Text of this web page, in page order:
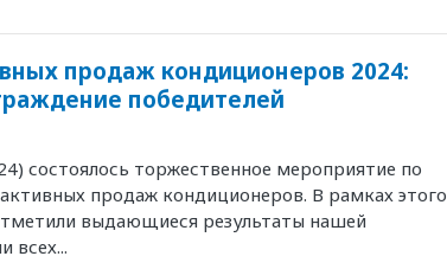
продаж кондиционеров 2024:
победителей
состоялось торжественное мероприятие по
продаж кондиционеров. В рамках этого
выдающиеся результаты нашей
всех...